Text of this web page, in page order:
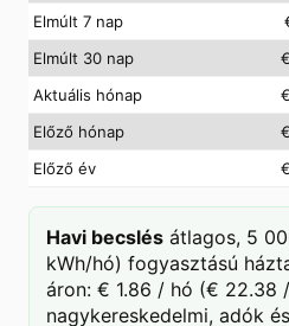
Elmúlt 7 nap
Elmúlt 30 nap
Aktuális hónap
Előző hónap
Előző év
Havi becslés átlagos, 5
kWh/hó) fogyasztású
áron: € 1.86 / hó (€ 22.38
nagykereskedelmi, adók